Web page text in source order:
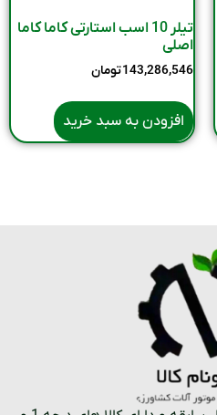
تیلر 10 اسب استارتی کاما کاما
اصلی
143,286,546تومان
افزودن به سبد خرید